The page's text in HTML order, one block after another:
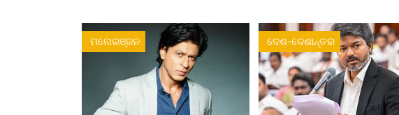
ମନୋରଞ୍ଜନ ଦେଶ-ଦେଶାନ୍ତର